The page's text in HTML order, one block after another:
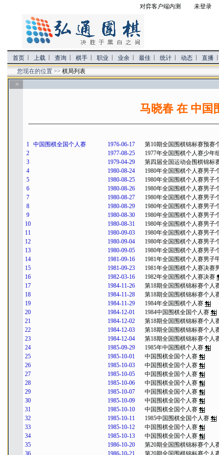
对弈客户端内测 未登录
首页 上载 查询 棋手 职业 业余 最佳 统计 动态
直播
您现在的位置 >> 棋局列表
马晓春 在 中国
1 中国围棋全国个人赛 1976-06-17
第10期全国围棋锦标赛预赛
2
1977-08-25
1977年全国围棋个人赛少年
3
1979-04-29
第四届全国运动会围棋锦标
4
1980-08-24
1980年全国围棋个人赛男子
5
1980-08-25
1980年全国围棋个人赛男子
6
1980-08-26
1980年全国围棋个人赛男子
7
1980-08-27
1980年全国围棋个人赛男子
8
1980-08-29
1980年全国围棋个人赛男子
9
1980-08-30
1980年全国围棋个人赛男子
10
1980-08-31
1980年全国围棋个人赛男子
11
1980-09-03
1980年全国围棋个人赛男子
12
1980-09-04
1980年全国围棋个人赛男子
13
1980-09-05
1980年全国围棋个人赛男子
14
1981-09-16
1981年全国围棋个人赛男子
15
1981-09-23
1981年全国围棋个人赛决赛
16
1982-03-16
1982年全国围棋个人赛决赛
17
1984-11-26
第18期全国围棋锦标赛个人
18
1984-11-28
第18期全国围棋锦标赛个人
19
1984-11-29
1984年全国围棋个人赛
20
1984-12-01
1984中国围棋全国个人赛
21
1984-12-02
第18期全国围棋锦标赛个人
22
1984-12-03
第18期全国围棋锦标赛个人
23
1984-12-04
第18期全国围棋锦标赛个人
24
1985-09-29
1985年中国围棋个人赛
25
1985-10-01
中国围棋全国个人赛
26
1985-10-03
中国围棋全国个人赛
27
1985-10-05
中国围棋全国个人赛
28
1985-10-06
中国围棋全国个人赛
29
1985-10-07
中国围棋全国个人赛
30
1985-10-09
中国围棋全国个人赛
31
1985-10-10
中国围棋全国个人赛
32
1985-10-11
1985中国围棋全国个人赛
33
1985-10-12
中国围棋全国个人赛
34
1985-10-13
中国围棋全国个人赛
35
1986-10-20
第20期全国围棋锦标赛个人
36
1986-10-21
第20期全国围棋锦标赛个人